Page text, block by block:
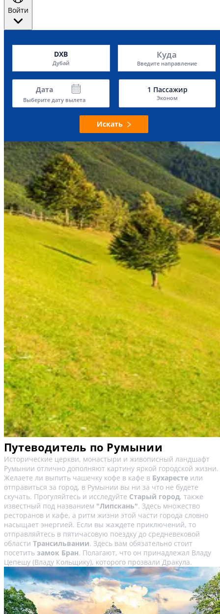
Войти
DXB
Дубай
Куда
Введите направление
Дата
Выберите дату вылета
1 Пассажир
Эконом
Искать
Путеводитель по Румынии
Исторические церкви, монастыри и живописный ландшафт
Румынии отлично дополняют картину яркой городской жизни.
Желаете ли выпить чашечку кофе в кафе в Бухаресте или
отправиться за город, в Румынии вы ни за что не будете
скучать. Прогуляйтесь и исследуйте Старый город, также
известный под названием "Липскань". Здесь множество
ресторанов и кафе, а ритм жизни этой части города словно
насыщает энергией. Если вы жаждете приключений, то
отправляйтесь в пятичасовую поездку до средневековой
области Трансильвании. Здесь вам обязательно стоит
посетить замок Бран. Полагают, что он принадлежал Владу
Цепешу (Владу Кольщику), которого прозвали Дракула.